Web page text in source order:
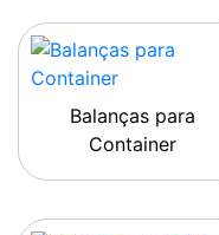
Balanças para
Container